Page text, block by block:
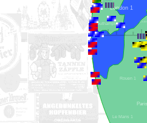
London 1
Southampton 1
Le Mans 1
Rouen 1